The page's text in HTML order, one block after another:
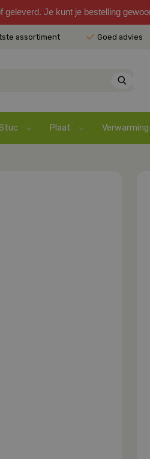
Je kunt je bestelling
assortiment Goed advies
Plaat Verwarming